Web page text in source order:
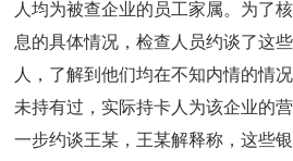
人均为被查企业的员工家属。为了
息的具体情况，检查人员约谈了这
人，了解到他们均在不知内情的情
未持有过，实际持卡人为该企业的
一步约谈王某，王某解释称，这些